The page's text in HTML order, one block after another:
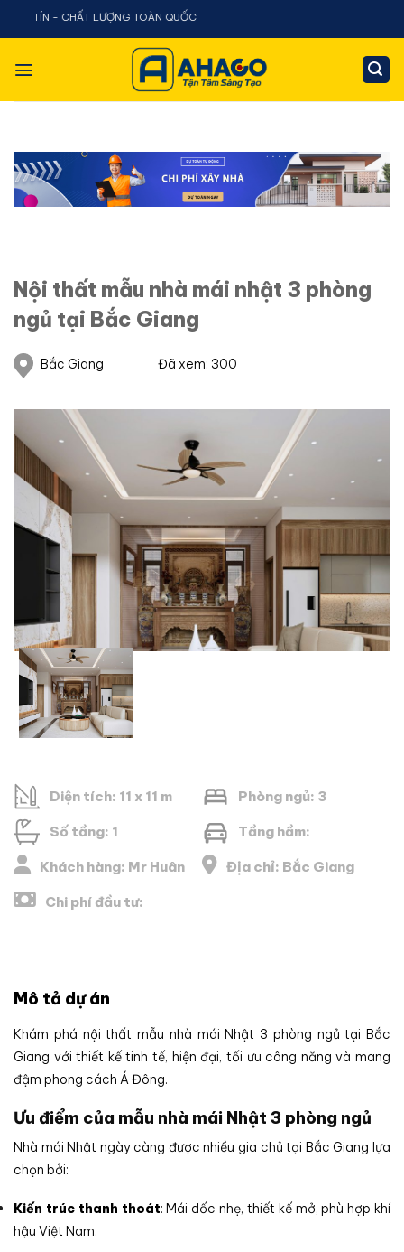
Chuyển
dung
QUỐC
Nội thất mẫu nhà mái nhật 3 phòng
ngủ tại Bắc Giang
Bắc Giang Đã xem: 300
Diện tích: 11 x 11 m Phòng ngủ: 3
Số tầng: 1 Tầng hầm:
Khách hàng: Mr Huân Địa chỉ: Bắc Giang
Chi phí đầu tư:
Mô tả dự án
Khám phá nội thất mẫu nhà mái Nhật 3 phòng ngủ tại Bắc
Giang với thiết kế tinh tế, hiện đại, tối ưu công năng và mang
đậm phong cách Á Đông.
Ưu điểm của mẫu nhà mái Nhật 3 phòng ngủ
Nhà mái Nhật ngày càng được nhiều gia chủ tại Bắc Giang lựa
chọn bởi:
Kiến trúc thanh thoát: Mái dốc nhẹ, thiết kế mở, phù hợp khí
hậu Việt Nam.